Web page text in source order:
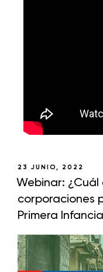
23 JUNIO, 2022
Webinar: ¿Cuál
corporaciones
Primera